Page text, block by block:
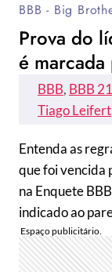
BBB - Big
Prova do
é
BBB, BBB 21
Tiago Leifert
Entenda as
que foi vencida
na Enquete
indicado ao